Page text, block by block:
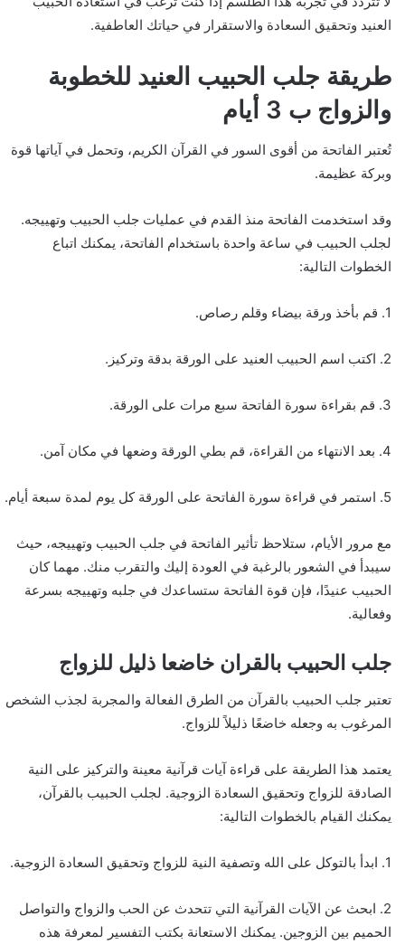
العنيد وتحقيق السعادة والاستقرار في حياتك العاطفية.
طريقة جلب الحبيب العنيد للخطوبة
والزواج ب 3 أيام
تُعتبر الفاتحة من أقوى السور في القرآن الكريم، وتحمل في آياتها قوة
وبركة عظيمة.
وقد استخدمت الفاتحة منذ القدم في عمليات جلب الحبيب وتهييجه.
لجلب الحبيب في ساعة واحدة باستخدام الفاتحة، يمكنك اتباع
الخطوات التالية:
1. قم بأخذ ورقة بيضاء وقلم رصاص.
2. اكتب اسم الحبيب العنيد على الورقة بدقة وتركيز.
3. قم بقراءة سورة الفاتحة سبع مرات على الورقة.
4. بعد الانتهاء من القراءة، قم بطي الورقة وضعها في مكان آمن.
5. استمر في قراءة سورة الفاتحة على الورقة كل يوم لمدة سبعة أيام.
مع مرور الأيام، ستلاحظ تأثير الفاتحة في جلب الحبيب وتهييجه، حيث
سيبدأ في الشعور بالرغبة في العودة إليك والتقرب منك. مهما كان
الحبيب عنيدًا، فإن قوة الفاتحة ستساعدك في جلبه وتهييجه بسرعة
وفعالية.
جلب الحبيب بالقران خاضعا ذليل للزواج
تعتبر جلب الحبيب بالقرآن من الطرق الفعالة والمجربة لجذب الشخص
المرغوب به وجعله خاضعًا ذليلاً للزواج.
يعتمد هذا الطريقة على قراءة آيات قرآنية معينة والتركيز على النية
الصادقة للزواج وتحقيق السعادة الزوجية. لجلب الحبيب بالقرآن،
يمكنك القيام بالخطوات التالية:
1. ابدأ بالتوكل على الله وتصفية النية للزواج وتحقيق السعادة الزوجية.
2. ابحث عن الآيات القرآنية التي تتحدث عن الحب والزواج والتواصل
الحميم بين الزوجين. يمكنك الاستعانة بكتب التفسير لمعرفة هذه